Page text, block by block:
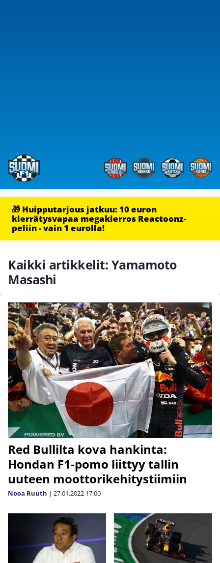
🎁 Huipputarjous jatkuu: 10 euron
kierrätysvapaa megakierros Reactoonz-
peliin - vain 1 eurolla!
Kaikki artikkelit: Yamamoto
Masashi
Red Bullilta kova hankinta:
Hondan F1-pomo liittyy tallin
uuteen moottorikehitystiimiin
Nooa Ruuth | 27.01.2022 17:00